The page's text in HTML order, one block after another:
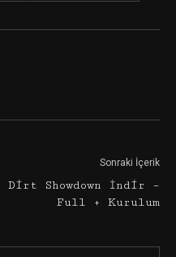
Sonraki İçerik
Dirt Showdown İndir –
Full + Kurulum